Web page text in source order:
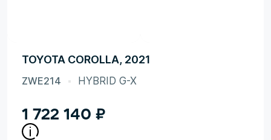
TOYOTA COROLLA, 2021
ZWE214 HYBRID G-X
1 722 140 ₽